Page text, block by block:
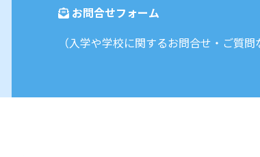
お問合せフォーム
（入学や学校に関するお問合せ・ご質